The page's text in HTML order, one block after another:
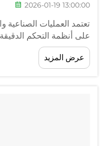
2026-01-19 13:00:00
تعتمد العمليات الصناعية
على أنظمة التحكم
على الظروف المثلى عبر
وحدة التحكم في درجة
تتوقف عمليات الإنتاج
عرض المزيد